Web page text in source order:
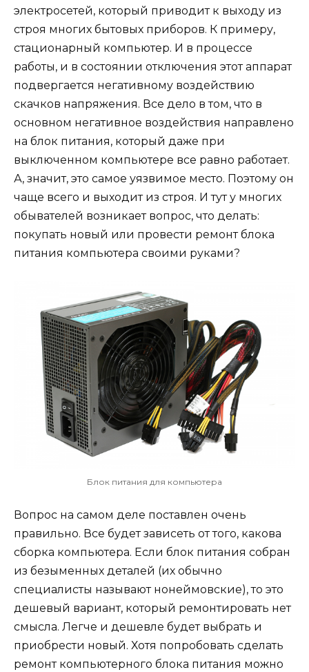
электросетей, который приводит к выходу из
строя многих бытовых приборов. К примеру,
стационарный компьютер. И в процессе
работы, и в состоянии отключения этот аппарат
подвергается негативному воздействию
скачков напряжения. Все дело в том, что в
основном негативное воздействия направлено
на блок питания, который даже при
выключенном компьютере все равно работает.
А, значит, это самое уязвимое место. Поэтому он
чаще всего и выходит из строя. И тут у многих
обывателей возникает вопрос, что делать:
покупать новый или провести ремонт блока
питания компьютера своими руками?
Блок питания для компьютера
Вопрос на самом деле поставлен очень
правильно. Все будет зависеть от того, какова
сборка компьютера. Если блок питания собран
из безыменных деталей (их обычно
специалисты называют нонеймовские), то это
дешевый вариант, который ремонтировать нет
смысла. Легче и дешевле будет выбрать и
приобрести новый. Хотя попробовать сделать
ремонт компьютерного блока питания можно